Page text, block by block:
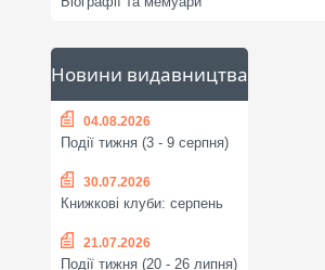
Новини видавництва
04.08.2026
Події тижня (3 - 9 серпня)
30.07.2026
Книжкові клуби: серпень
21.07.2026
Події тижня (20 - 26 липня)